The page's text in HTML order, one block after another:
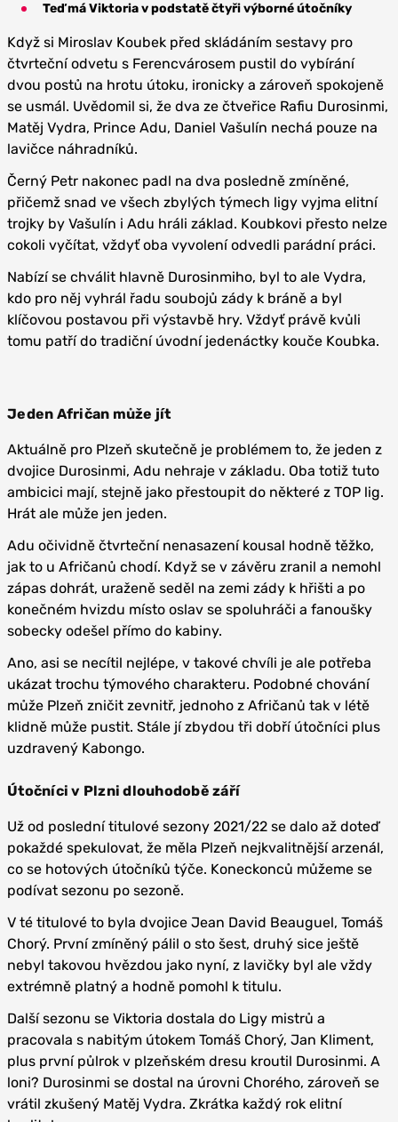
Teď má Viktoria v podstatě čtyři výborné útočníky
Když si Miroslav Koubek před skládáním sestavy pro
čtvrteční odvetu s Ferencvárosem pustil do vybírání
dvou postů na hrotu útoku, ironicky a zároveň spokojeně
se usmál. Uvědomil si, že dva ze čtveřice Rafiu Durosinmi,
Matěj Vydra, Prince Adu, Daniel Vašulín nechá pouze na
lavičce náhradníků.
Černý Petr nakonec padl na dva posledně zmíněné,
přičemž snad ve všech zbylých týmech ligy vyjma elitní
trojky by Vašulín i Adu hráli základ. Koubkovi přesto nelze
cokoli vyčítat, vždyť oba vyvolení odvedli parádní práci.
Nabízí se chválit hlavně Durosinmiho, byl to ale Vydra,
kdo pro něj vyhrál řadu soubojů zády k bráně a byl
klíčovou postavou při výstavbě hry. Vždyť právě kvůli
tomu patří do tradiční úvodní jedenáctky kouče Koubka.
Jeden Afričan může jít
Aktuálně pro Plzeň skutečně je problémem to, že jeden z
dvojice Durosinmi, Adu nehraje v základu. Oba totiž tuto
ambicici mají, stejně jako přestoupit do některé z TOP lig.
Hrát ale může jen jeden.
Adu očividně čtvrteční nenasazení kousal hodně těžko,
jak to u Afričanů chodí. Když se v závěru zranil a nemohl
zápas dohrát, uraženě seděl na zemi zády k hřišti a po
konečném hvizdu místo oslav se spoluhráči a fanoušky
sobecky odešel přímo do kabiny.
Ano, asi se necítil nejlépe, v takové chvíli je ale potřeba
ukázat trochu týmového charakteru. Podobné chování
může Plzeň zničit zevnitř, jednoho z Afričanů tak v létě
klidně může pustit. Stále jí zbydou tři dobří útočníci plus
uzdravený Kabongo.
Útočníci v Plzni dlouhodobě září
Už od poslední titulové sezony 2021/22 se dalo až doteď
pokaždé spekulovat, že měla Plzeň nejkvalitnější arzenál,
co se hotových útočníků týče. Koneckonců můžeme se
podívat sezonu po sezoně.
V té titulové to byla dvojice Jean David Beauguel, Tomáš
Chorý. První zmíněný pálil o sto šest, druhý sice ještě
nebyl takovou hvězdou jako nyní, z lavičky byl ale vždy
extrémně platný a hodně pomohl k titulu.
Další sezonu se Viktoria dostala do Ligy mistrů a
pracovala s nabitým útokem Tomáš Chorý, Jan Kliment,
plus první půlrok v plzeňském dresu kroutil Durosinmi. A
loni? Durosinmi se dostal na úrovni Chorého, zároveň se
vrátil zkušený Matěj Vydra. Zkrátka každý rok elitní